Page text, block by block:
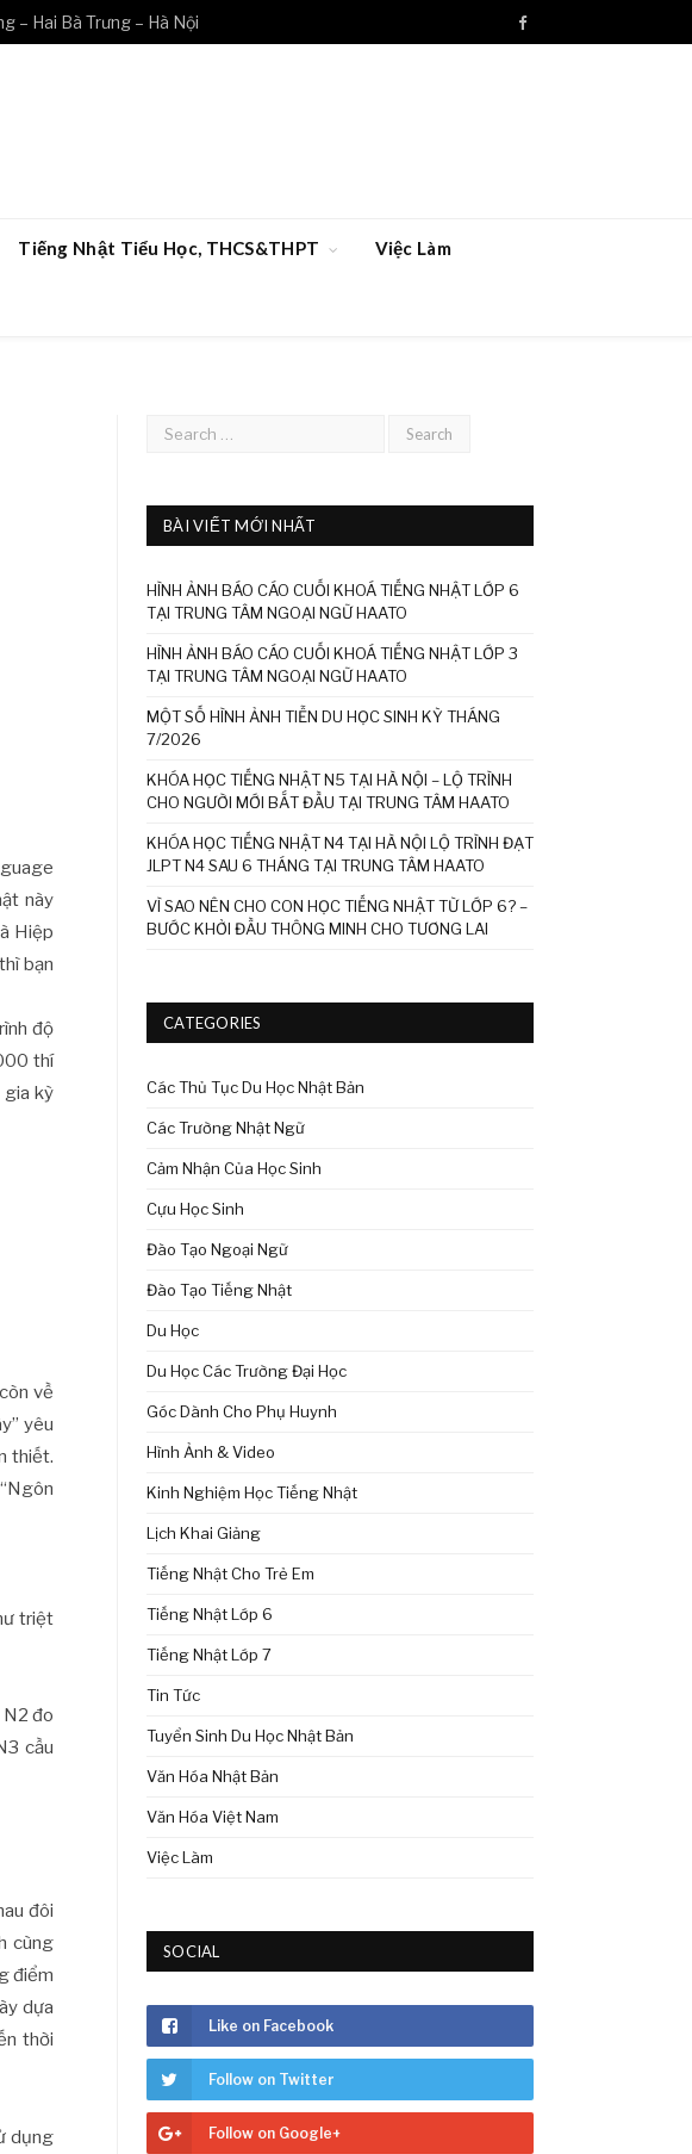
– Hai Bà Trưng – Hà Nội Facebook
Tiếng Nhật Tiểu Học, THCS&THPT Việc Làm
này
Hiệp
bạn
độ
thí
gia kỳ
về
yêu
thiết.
triệt
N2 đo
cầu
đôi
cùng
điểm
dựa
thời
dụng
BÀI VIẾT MỚI NHẤT
HÌNH ẢNH BÁO CÁO CUỐI KHOÁ TIẾNG NHẬT LỚP 6
TẠI TRUNG TÂM NGOẠI NGỮ HAATO
HÌNH ẢNH BÁO CÁO CUỐI KHOÁ TIẾNG NHẬT LỚP 3
TẠI TRUNG TÂM NGOẠI NGỮ HAATO
MỘT SỐ HÌNH ẢNH TIỄN DU HỌC SINH KỲ THÁNG
7/2026
KHÓA HỌC TIẾNG NHẬT N5 TẠI HÀ NỘI – LỘ TRÌNH
CHO NGƯỜI MỚI BẮT ĐẦU TẠI TRUNG TÂM HAATO
KHÓA HỌC TIẾNG NHẬT N4 TẠI HÀ NỘI LỘ TRÌNH ĐẠT
JLPT N4 SAU 6 THÁNG TẠI TRUNG TÂM HAATO
VÌ SAO NÊN CHO CON HỌC TIẾNG NHẬT TỪ LỚP 6? –
BƯỚC KHỞI ĐẦU THÔNG MINH CHO TƯƠNG LAI
CATEGORIES
Các Thủ Tục Du Học Nhật Bản
Các Trường Nhật Ngữ
Cảm Nhận Của Học Sinh
Cựu Học Sinh
Đào Tạo Ngoại Ngữ
Đào Tạo Tiếng Nhật
Du Học
Du Học Các Trường Đại Học
Góc Dành Cho Phụ Huynh
Hình Ảnh & Video
Kinh Nghiệm Học Tiếng Nhật
Lịch Khai Giảng
Tiếng Nhật Cho Trẻ Em
Tiếng Nhật Lớp 6
Tiếng Nhật Lớp 7
Tin Tức
Tuyển Sinh Du Học Nhật Bản
Văn Hóa Nhật Bản
Văn Hóa Việt Nam
Việc Làm
SOCIAL
Like on Facebook
Follow on Twitter
Follow on Google+